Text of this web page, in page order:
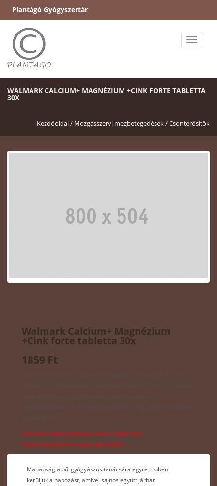
Plantágó Gyógyszertár
Toggle
WALMARK CALCIUM+ MAGNÉZIUM +CINK FORTE TABLETTA
30X
Kezdőoldal / Mozgásszervi megbetegedések /Csonterősítők
Walmark Calcium+ Magnézium
+Cink forte tabletta 30x
1859 Ft
A termék megrendeléshez kérem lépjen be a
felhasználónevével, vagy regisztráljon.
Manapság a bőrgyógyászok tanácsára egyre többen
kerüljük a napozást, amivel sajnos együtt járhat